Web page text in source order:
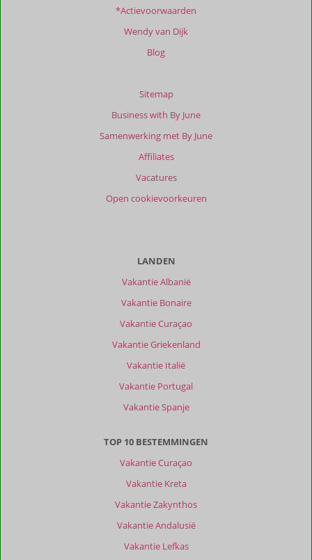
*Actievoorwaarden
Wendy van Dijk
Blog
Sitemap
Business with By June
Samenwerking met By June
Affiliates
Vacatures
Open cookievoorkeuren
LANDEN
Vakantie Albanië
Vakantie Bonaire
Vakantie Curaçao
Vakantie Griekenland
Vakantie Italië
Vakantie Portugal
Vakantie Spanje
TOP 10 BESTEMMINGEN
Vakantie Curaçao
Vakantie Kreta
Vakantie Zakynthos
Vakantie Andalusië
Vakantie Lefkas